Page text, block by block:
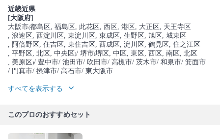
近畿近県
[大阪府]
大阪市(都島区 , 福島区 , 此花区 , 西区 , 港区 , 大正区 , 天王寺区
, 浪速区 , 西淀川区 , 東淀川区 , 東成区 , 生野区 , 旭区 , 城東区
, 阿倍野区 , 住吉区 , 東住吉区 , 西成区 , 淀川区 , 鶴見区 , 住之江区
, 平野区 , 北区 , 中央区)/ 堺市(堺区 , 中区 , 東区 , 西区 , 南区 , 北区
, 美原区)/ 豊中市/ 池田市/ 吹田市/ 高槻市/ 茨木市/ 和泉市/ 箕面市
/ 門真市/ 摂津市/ 高石市/ 東大阪市
すべてを表示する
このプロのおすすめセット